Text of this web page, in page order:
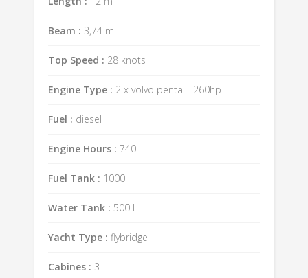
Beam : 3,74 m
Top Speed : 28 knots
Engine Type : 2 x volvo penta | 260hp
Fuel : diesel
Engine Hours : 740
Fuel Tank : 1000 l
Water Tank : 500 l
Yacht Type : flybridge
Cabines : 3